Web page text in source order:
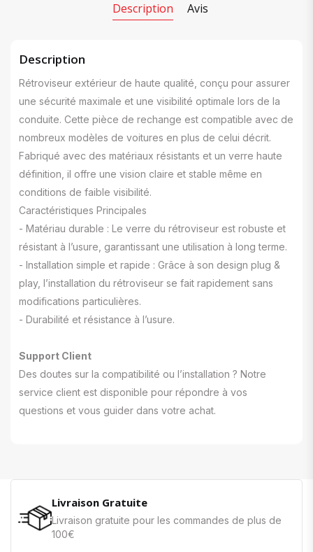
Description Avis
Description
Rétroviseur extérieur de haute qualité, conçu pour assurer
une sécurité maximale et une visibilité optimale lors de la
conduite. Cette pièce de rechange est compatible avec de
nombreux modèles de voitures en plus de celui décrit.
Fabriqué avec des matériaux résistants et un verre haute
définition, il offre une vision claire et stable même en
conditions de faible visibilité.
Caractéristiques Principales
- Matériau durable : Le verre du rétroviseur est robuste et
résistant à l’usure, garantissant une utilisation à long terme.
- Installation simple et rapide : Grâce à son design plug &
play, l’installation du rétroviseur se fait rapidement sans
modifications particulières.
- Durabilité et résistance à l’usure.
Support Client
Des doutes sur la compatibilité ou l’installation ? Notre
service client est disponible pour répondre à vos
questions et vous guider dans votre achat.
Livraison Gratuite
Livraison gratuite pour les commandes de plus de
100€